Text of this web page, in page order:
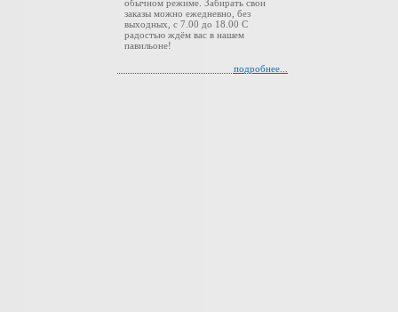
обычном режиме. Забирать свои
заказы можно ежедневно, без
выходных, с 7.00 до 18.00 С
радостью ждём вас в нашем
павильоне!
подробнее...